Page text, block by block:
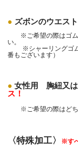
● ズボンのウエス
※ご希望の際はゴ
い。
※シャーリングゴム
番もございます）
● 女性用 胸紐又
ス！
※ご希望の際はど
〈特殊加工〉 ※す